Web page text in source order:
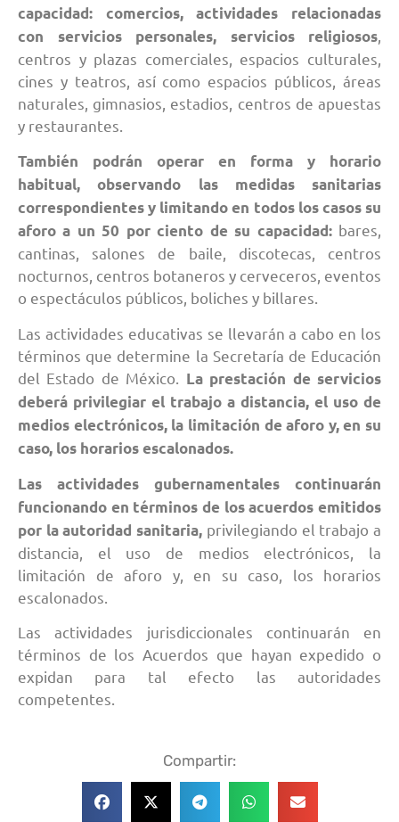
capacidad: comercios, actividades relacionadas
con servicios personales, servicios religiosos
centros y plazas comerciales, espacios culturales,
cines y teatros, así como espacios públicos, áreas
naturales, gimnasios, estadios, centros de apuestas
y restaurantes.
También podrán operar en forma y horario
habitual, observando las medidas sanitarias
correspondientes y limitando en todos los casos su
aforo a un 50 por ciento de su capacidad:bares,
cantinas, salones de baile, discotecas, centros
nocturnos, centros botaneros y cerveceros, eventos
o espectáculos públicos, boliches y billares.
Las actividades educativas se llevarán a cabo en los
términos que determine la Secretaría de Educación
del Estado de México. La prestación de servicios
deberá privilegiar el trabajo a distancia, el uso de
medios electrónicos, la limitación de aforo y, en su
caso, los horarios escalonados.
Las actividades gubernamentales continuarán
funcionando en términos de los acuerdos emitidos
por la autoridad sanitaria, privilegiando el trabajo a
distancia, el uso de medios electrónicos, la
limitación de aforo y, en su caso, los horarios
escalonados.
Las actividades jurisdiccionales continuarán en
términos de los Acuerdos que hayan expedido o
expidan para tal efecto las autoridades
competentes.
Compartir: